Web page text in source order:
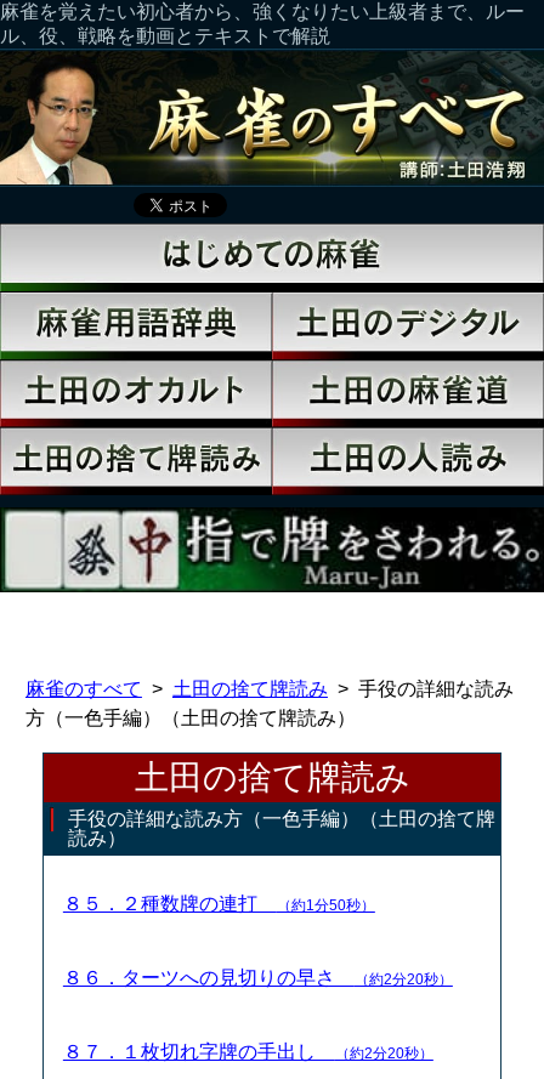
麻雀を覚えたい初心者から、強くなりたい上級者まで、ルー
ル、役、戦略を動画とテキストで解説
麻雀のすべて 土田の捨て牌読み
手役の詳細な読み
方（一色手編）（土田の捨て牌読み）
土田の捨て牌読み
手役の詳細な読み方（一色手編）（土田の捨て牌
読み）
８５．２種数牌の連打 （約1分50秒）
８６．ターツへの見切りの早さ （約2分20秒）
８７．１枚切れ字牌の手出し （約2分20秒）